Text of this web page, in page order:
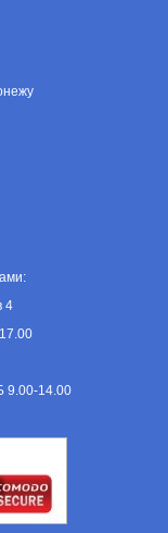
4
9.00-14.00